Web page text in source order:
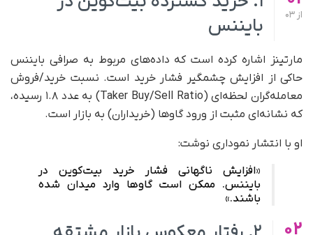
از
بایننس
مارتینز اشاره کرده است که داده‌های مربوط به صرافی بایننس
حاکی از افزایش چشمگیر فشار خرید است. نسبت خرید/فروش
معامله‌گران لحظه‌ای (Taker Buy/Sell Ratio) به عدد ۱.۸ رسیده،
که نشانه‌ای مثبت از ورود گاوها (خریداران) به بازار است.
او با انتشار نموداری نوشت:
«افزایش ناگهانی فشار خرید بیت‌کوین در
بایننس. ممکن است گاوها وارد میدان شده
باشند.»
02